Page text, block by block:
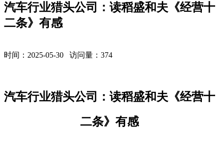
汽车行业猎头公司：读稻盛和夫《经营十
二条》有感
时间：2025-05-30 访问量： 374
汽车行业猎头公司：读稻盛和夫《经营十
二条》有感